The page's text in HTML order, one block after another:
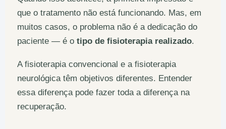
que o tratamento não está funcionando. Mas, em
muitos casos, o problema não é a dedicação do
paciente — é o tipo de fisioterapia realizado.
A fisioterapia convencional e a fisioterapia
neurológica têm objetivos diferentes. Entender
essa diferença pode fazer toda a diferença na
recuperação.